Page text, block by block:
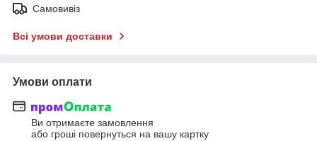
Самовивіз
Всі умови доставки
Умови оплати
Ви отримаєте замовлення
або гроші повернуться на вашу картку